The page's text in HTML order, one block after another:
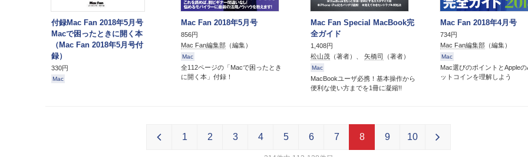
付録Mac Fan 2018年5月号
Macで困ったときに開く本
（Mac Fan 2018年5月号付
録）
330円
Mac
Mac Fan 2018年5月号
856円
Mac Fan編集部 （編集）
Mac
全112ページの「Macで困ったとき
に開く本」付録！
Mac Fan Special MacBook完
全ガイド
1,408円
松山茂 （著者）、 矢橋司 （著者）
Mac
MacBookユーザ必携！基本操作から
便利な使い方までを1冊に凝縮!!
Mac Fan 2018年4月号
734円
Mac Fan編集部 （編集）
Mac
Mac選びのポイントとApple
ットコインを理解しよう
1 2 3 4 5 6 7 8 9 10